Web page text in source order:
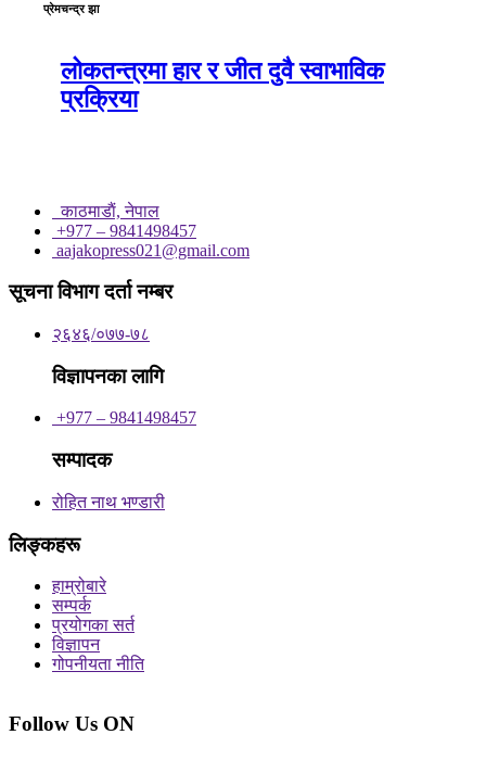
प्रेमचन्द्र झा
लोकतन्त्रमा हार र जीत दुवै स्वाभाविक
प्रक्रिया
काठमाडाैं, नेपाल
+977 – 9841498457
aajakopress021@gmail.com
सूचना विभाग दर्ता नम्बर
२६४६/०७७-७८
विज्ञापनका लागि
+977 – 9841498457
सम्पादक
रोहित नाथ भण्डारी
लिङ्कहरू
हाम्रोबारे
सम्पर्क
प्रयोगका सर्त
विज्ञापन
गोपनीयता नीति
Follow Us ON